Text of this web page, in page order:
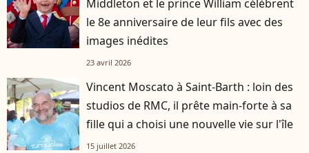
Middleton et le prince William célèbrent
le 8e anniversaire de leur fils avec des
images inédites
23 avril 2026
Vincent Moscato à Saint-Barth : loin des
studios de RMC, il prête main-forte à sa
fille qui a choisi une nouvelle vie sur l'île
15 juillet 2026